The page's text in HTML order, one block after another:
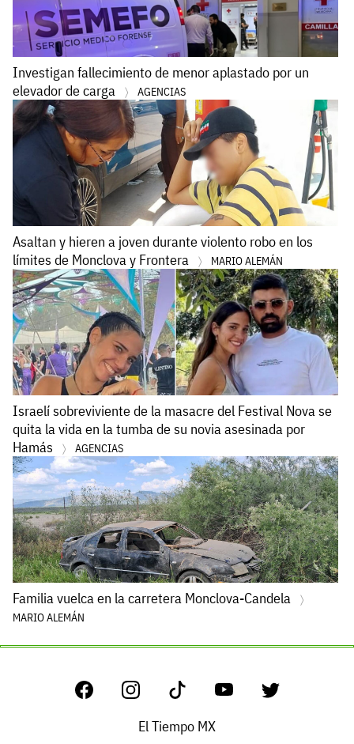
Investigan fallecimiento de menor aplastado por un
elevador de carga
AGENCIAS
Asaltan y hieren a joven durante violento robo en los
límites de Monclova y Frontera
MARIO ALEMÁN
Israelí sobreviviente de la masacre del Festival Nova se
quita la vida en la tumba de su novia asesinada por
Hamás
AGENCIAS
Familia vuelca en la carretera Monclova-Candela
MARIO ALEMÁN
El Tiempo MX